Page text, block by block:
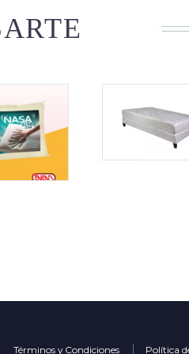
Términos y Condiciones Política